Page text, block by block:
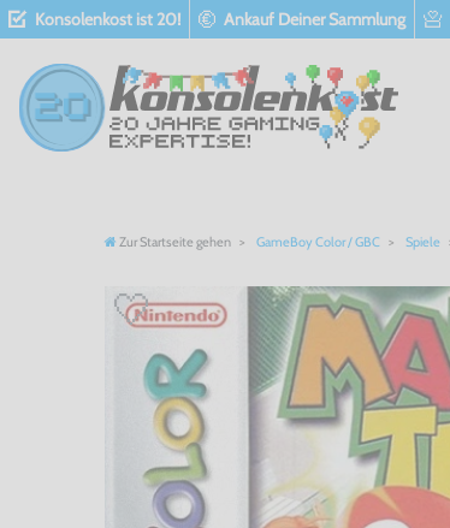
Konsolenkost ist 20! Ankauf Deiner Sammlung
Zur Startseite gehen GameBoy Color / GBC Spiele